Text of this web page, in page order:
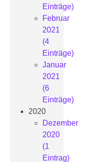
Einträge)
Februar
2021
(4
Einträge)
Januar
2021
(6
Einträge)
2020
Dezember
2020
(1
Eintrag)